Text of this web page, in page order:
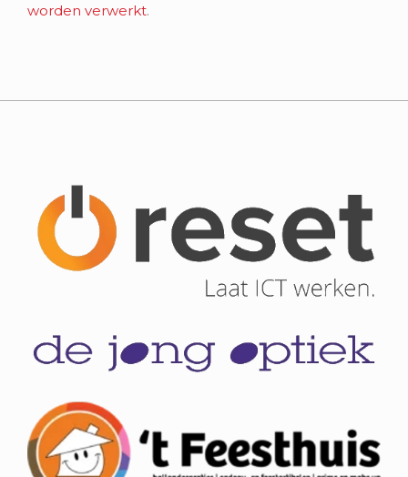
worden verwerkt.